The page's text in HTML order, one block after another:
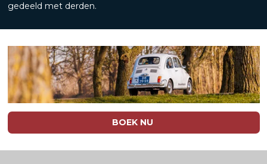
gedeeld met derden.
BOEK NU